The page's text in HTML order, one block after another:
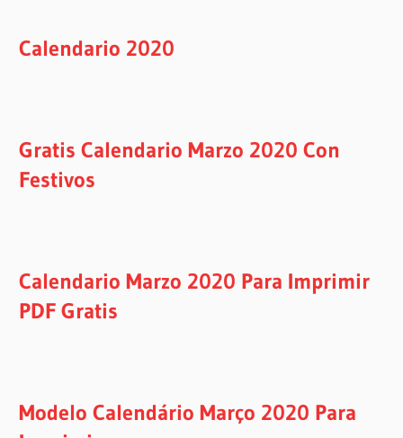
Calendario 2020
Gratis Calendario Marzo 2020 Con
Festivos
Calendario Marzo 2020 Para Imprimir
PDF Gratis
Modelo Calendário Março 2020 Para